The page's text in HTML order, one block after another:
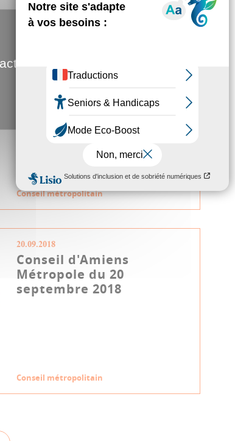
Conseil métropolitain
Conseil d'Amiens
novembre 2018
Conseil métropolitain
20.09.2018
Conseil d'Amiens
Métropole du 20
septembre 2018
Conseil métropolitain